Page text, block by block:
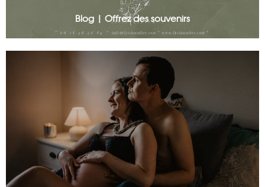
Blog | Offrez des souvenirs